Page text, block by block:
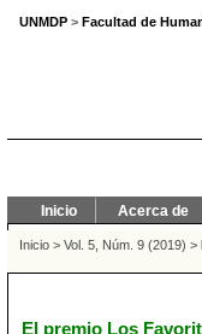
UNMDP > Facultad de
Inicio Acerca de
Inicio > Vol. 5, Núm. 9 (2019) >
El premio Los